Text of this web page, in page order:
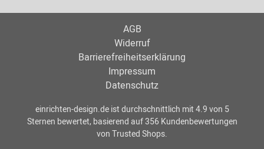
AGB
Widerruf
Barrierefreiheitserklärung
Impressum
Datenschutz
einrichten-design.deist durchschnittlich mit4.9von 5
Sternen bewertet, basierend auf356Kundenbewertungen
von Trusted Shops.